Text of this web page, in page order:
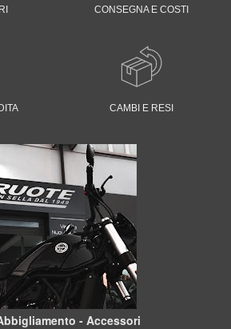
CONSEGNA E COSTI
CAMBI E RESI
- Accessori